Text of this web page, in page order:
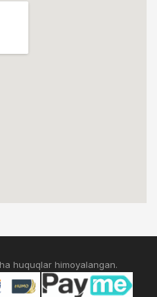
huquqlar himoyalangan.